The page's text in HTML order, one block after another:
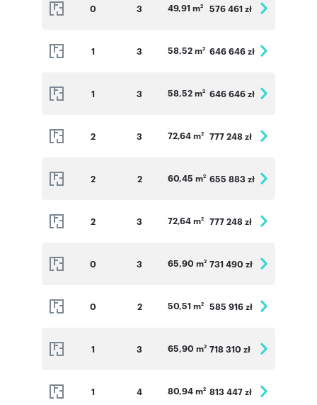
0 3 49,91 m2 576 461 zł
1 3 58,52 m2 646 646 zł
1 3 58,52 m2 646 646 zł
2 3 72,64 m2 777 248 zł
2 2 60,45 m2 655 883 zł
2 3 72,64 m2 777 248 zł
0 3 65,90 m2 731 490 zł
0 2 50,51 m2 585 916 zł
1 3 65,90 m2 718 310 zł
1 4 80,94 m2 813 447 zł